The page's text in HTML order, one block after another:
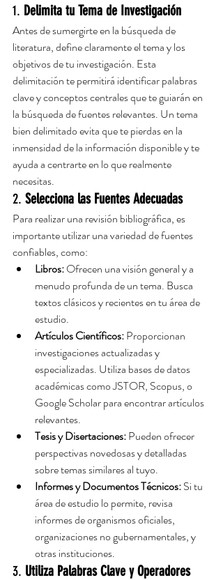
1. Delimita tu Tema de Investigación
Antes de sumergirte en la búsqueda de
literatura, define claramente el tema y los
objetivos de tu investigación. Esta
delimitación te permitirá identificar palabras
clave y conceptos centrales que te guiarán en
la búsqueda de fuentes relevantes. Un tema
bien delimitado evita que te pierdas en la
inmensidad de la información disponible y te
ayuda a centrarte en lo que realmente
necesitas.
2. Selecciona las Fuentes Adecuadas
Para realizar una revisión bibliográfica, es
importante utilizar una variedad de fuentes
confiables, como:
Libros: Ofrecen una visión general y a
menudo profunda de un tema. Busca
textos clásicos y recientes en tu área de
estudio.
Artículos Científicos: Proporcionan
investigaciones actualizadas y
especializadas. Utiliza bases de datos
académicas como JSTOR, Scopus, o
Google Scholar para encontrar artículos
relevantes.
Tesis y Disertaciones: Pueden ofrecer
perspectivas novedosas y detalladas
sobre temas similares al tuyo.
Informes y Documentos Técnicos: Si tu
área de estudio lo permite, revisa
informes de organismos oficiales,
organizaciones no gubernamentales, y
otras instituciones.
3. Utiliza Palabras Clave y Operadores